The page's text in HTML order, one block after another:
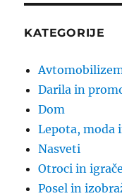
KATEGORIJE
Darila in
Dom
Lepota, moda
Nasveti
Otroci in igrače
Posel in